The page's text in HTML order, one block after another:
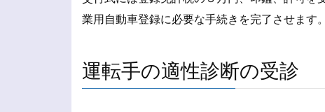
業用自動車登録に必要な手続きを完了させます。
運転手の適性診断の受診